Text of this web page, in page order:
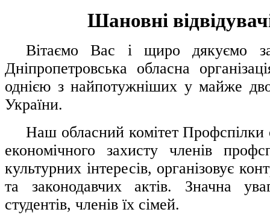
Шановні
Вітаємо Вас і щиро дякуємо за
Дніпропетровська обласна
однією з найпотужніших у майже
України.
Наш обласний комітет Профспілки
економічного захисту членів
культурних інтересів, організовує
та законодавчих актів. Значна
студентів, членів їх сімей.